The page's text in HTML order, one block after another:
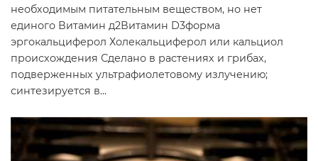
необходимым питательным веществом, но нет
единого Витамин д2Витамин D3форма
эргокальциферол Холекальциферол или кальциол
происхождения Сделано в растениях и грибах,
подверженных ультрафиолетовому излучению;
синтезируется в...